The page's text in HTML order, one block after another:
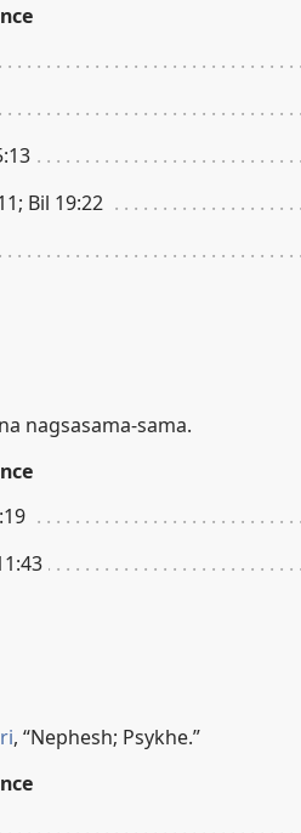
Bil 19:22
nagsasama-sama.
, “Nephesh; Psykhe.”